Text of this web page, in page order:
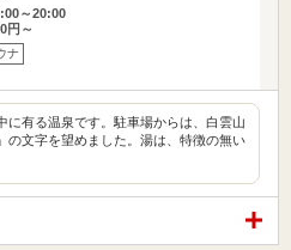
～20:00
円～
ナ
に有る温泉です。駐車場からは、白雲山
の文字を望めました。湯は、特徴の無い